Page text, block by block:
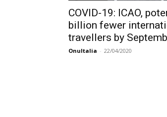
COVID-19: ICAO,
billion fewer
travellers by
OnuItalia - 22/04/2020